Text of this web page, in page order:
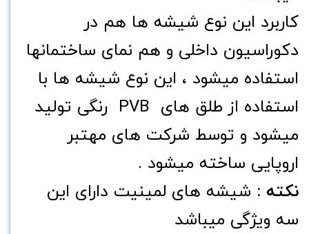
کاربرد این نوع شیشه ها هم در
دکوراسیون داخلی و هم نمای ساختمانها
استفاده میشود ، این نوع شیشه ها با
استفاده از طلق های PVB رنگی تولید
میشود و توسط شرکت های مهتبر
اروپایی ساخته میشود .
نکته : شیشه های لمینیت دارای این
سه ویژگی میباشد